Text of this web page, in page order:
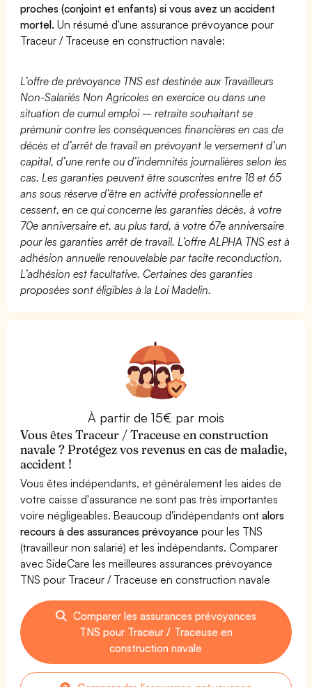
proches (conjoint et enfants) si vous avez un accident
mortel. Un résumé d'une assurance prévoyance pour
Traceur / Traceuse en construction navale:
L’offre de prévoyance TNS est destinée aux Travailleurs
Non-Salariés Non Agricoles en exercice ou dans une
situation de cumul emploi – retraite souhaitant se
prémunir contre les conséquences financières en cas de
décès et d’arrêt de travail en prévoyant le versement d’un
capital, d’une rente ou d’indemnités journalières selon les
cas. Les garanties peuvent être souscrites entre 18 et 65
ans sous réserve d’être en activité professionnelle et
cessent, en ce qui concerne les garanties décès, à votre
70e anniversaire et, au plus tard, à votre 67e anniversaire
pour les garanties arrêt de travail. L’offre ALPHA TNS est à
adhésion annuelle renouvelable par tacite reconduction.
L’adhésion est facultative. Certaines des garanties
proposées sont éligibles à la Loi Madelin.
À partir de 15€ par mois
Vous êtes Traceur / Traceuse en construction
navale ? Protégez vos revenus en cas de maladie,
accident !
Vous êtes indépendants, et généralement les aides de
votre caisse d'assurance ne sont pas très importantes
voire négligeables. Beaucoup d'indépendants ontalors
recours à des assurances prévoyance pour les TNS
(travailleur non salarié) et les indépendants. Comparer
avec SideCare les meilleures assurances prévoyance
TNS pour Traceur / Traceuse en construction navale
Comparer les assurances prévoyances
TNS pour Traceur / Traceuse en
construction navale